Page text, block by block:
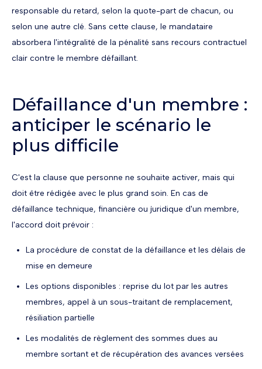
responsable du retard, selon la quote-part de chacun, ou
selon une autre clé. Sans cette clause, le mandataire
absorbera l'intégralité de la pénalité sans recours contractuel
clair contre le membre défaillant.
Défaillance d'un membre :
anticiper le scénario le
plus difficile
C'est la clause que personne ne souhaite activer, mais qui
doit être rédigée avec le plus grand soin. En cas de
défaillance technique, financière ou juridique d'un membre,
l'accord doit prévoir :
La procédure de constat de la défaillance et les délais de
mise en demeure
Les options disponibles : reprise du lot par les autres
membres, appel à un sous-traitant de remplacement,
résiliation partielle
Les modalités de règlement des sommes dues au
membre sortant et de récupération des avances versées